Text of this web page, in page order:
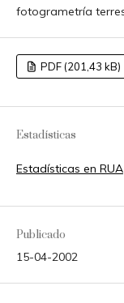
fotogrametría
PDF (201,43 kB)
Estadísticas
Estadísticas en RUA
Publicado
15-04-2002